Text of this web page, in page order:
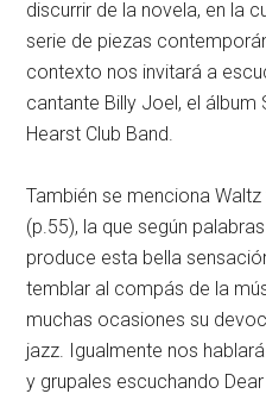
discurrir de la novela, en la
serie de piezas
contexto nos invitará a
cantante Billy Joel, el álbum
Hearst Club Band.
También se menciona
(p.55), la que según
produce esta bella
temblar al compás de la
muchas ocasiones su
jazz. Igualmente nos
y grupales escuchando